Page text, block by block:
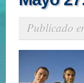
Publicado